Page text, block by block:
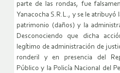
parte de las rondas, fue
Yanacocha S.R.L., y se le
patrimonio (daños) y la
Desconociendo que dicha
legítimo de administración de
ronderil y en presencia del
Público y la Policía Nacional del